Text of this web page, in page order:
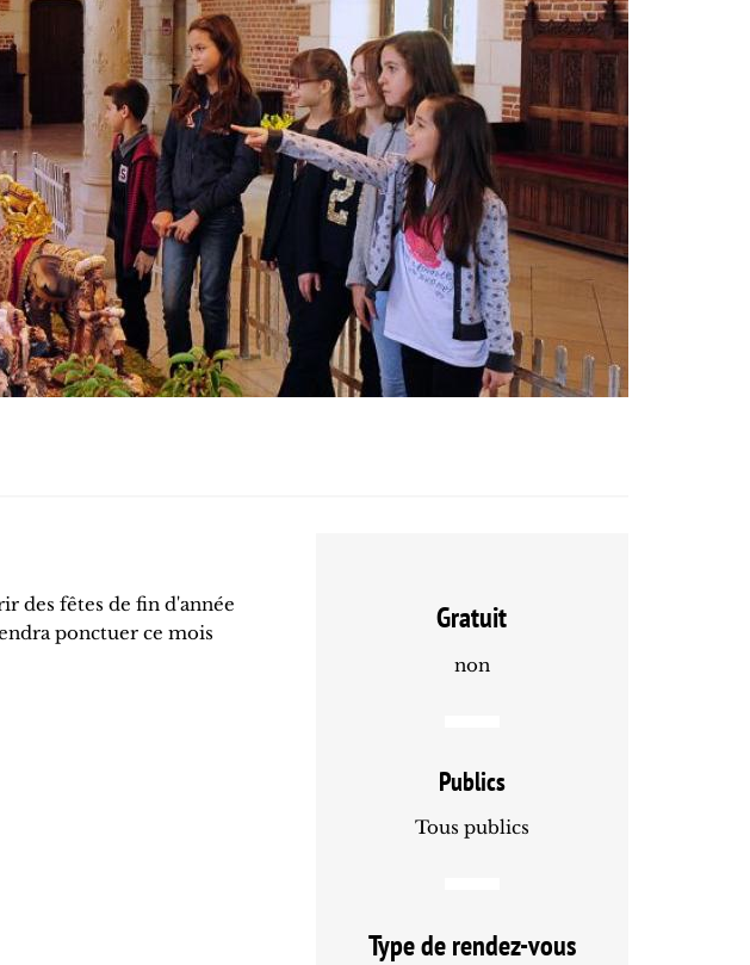
des fêtes de fin d'année
ponctuer ce mois
Gratuit
non
Publics
Tous publics
Type de rendez-vous